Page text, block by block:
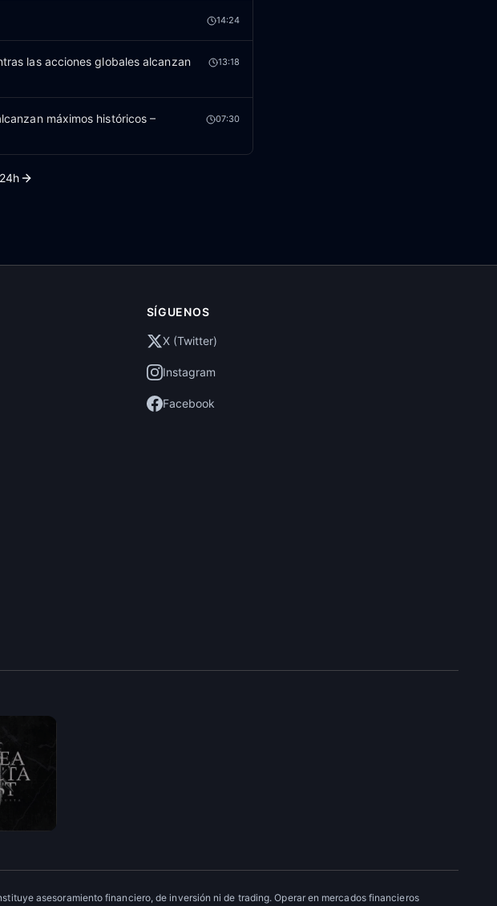
14:24
las acciones globales alcanzan
13:18
máximos históricos –
07:30
SÍGUENOS
X (Twitter)
Instagram
Facebook
asesoramiento financiero, de inversión ni de trading. Operar en mercados financieros